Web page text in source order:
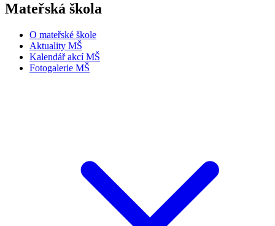
Mateřská škola
O mateřské škole
Aktuality MŠ
Kalendář akcí MŠ
Fotogalerie MŠ